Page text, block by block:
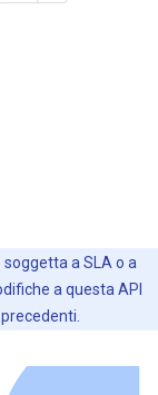
a SLA o a
a questa API